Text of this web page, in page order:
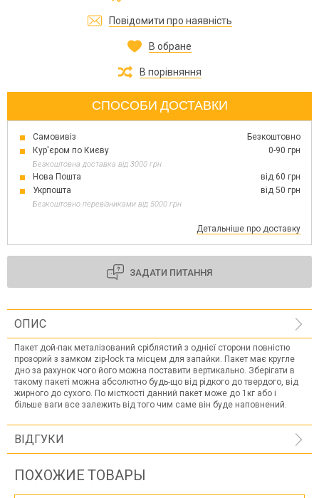
Повідомити про наявність
В обране
В порівняння
СПОСОБИ ДОСТАВКИ
Самовивіз
Безкоштовно
Кур'єром по Києву
0-90 грн
Безкоштовна доставка від 3000 грн
Нова Пошта
від 60 грн
Укрпошта
від 50 грн
Безкоштовно перевізниками від 5000 грн
Детальніше про доставку
ЗАДАТИ ПИТАННЯ
ОПИС
Пакет дой-пак металізований сріблястий з однієї сторони повністю
прозорий з замком zip-lock та місцем для запайки. Пакет має кругле
дно за рахунок чого його можна поставити вертикально. Зберігати в
такому пакеті можна абсолютно будь-що від рідкого до твердого, від
жирного до сухого. По місткості данний пакет може до 1кг або і
більше ваги все залежить від того чим саме він буде наповнений.
ВІДГУКИ
ПОХОЖИЕ ТОВАРЫ